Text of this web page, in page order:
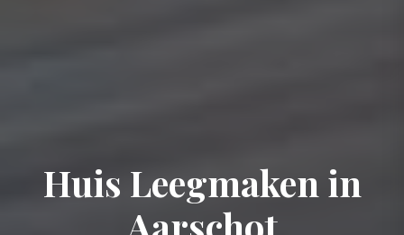
Huis Leegmaken in
Aarschot